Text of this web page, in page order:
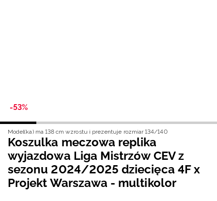
-53%
Model(ka) ma 138 cm wzrostu i prezentuje rozmiar 134/140
Koszulka meczowa replika
wyjazdowa Liga Mistrzów CEV z
sezonu 2024/2025 dziecięca 4F x
Projekt Warszawa - multikolor